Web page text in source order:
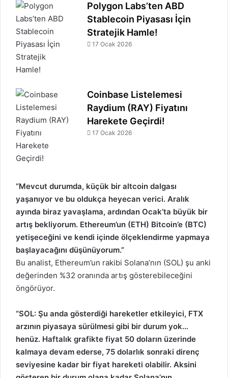
Polygon Labs’ten ABD
Stablecoin Piyasası İçin
Stratejik Hamle!
17 Ocak 2026
Coinbase Listelemesi
Raydium (RAY) Fiyatını
Harekete Geçirdi!
17 Ocak 2026
“Mevcut durumda, küçük bir altcoin dalgası
yaşanıyor ve bu oldukça heyecan verici. Aralık
ayında biraz yavaşlama, ardından Ocak’ta büyük bir
artış bekliyorum. Ethereum’un (ETH) Bitcoin’e (BTC)
yetişeceğini ve kendi içinde ölçeklendirme yapmaya
başlayacağını düşünüyorum.”
Bu analist, Ethereum’un rakibi Solana’nın (SOL) şu anki
değerinden %32 oranında artış gösterebileceğini
öngörüyor.
“SOL: Şu anda gösterdiği hareketler etkileyici, FTX
arzının piyasaya sürülmesi gibi bir durum yok…
henüz. Haftalık grafikte fiyat 50 doların üzerinde
kalmaya devam ederse, 75 dolarlık sonraki direnç
seviyesine kadar bir fiyat hareketi olabilir. Aksini